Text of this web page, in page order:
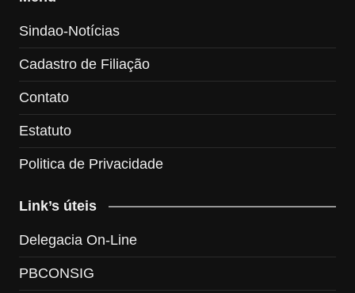
Sindao-Notícias
Cadastro de Filiação
Contato
Estatuto
Politica de Privacidade
Link’s úteis
Delegacia On-Line
PBCONSIG